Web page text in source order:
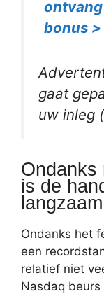
bonus >
gaat
uw inleg
Ondanks
is de
langzaam
Ondanks het
een
relatief niet
Nasdaq